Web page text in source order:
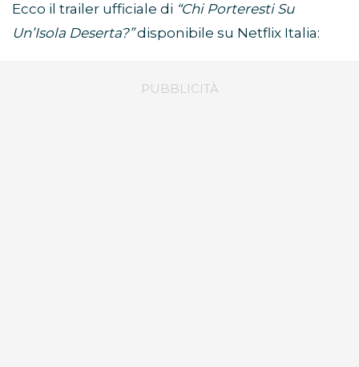
Ecco il trailer ufficiale di “Chi Porteresti Su
Un’Isola Deserta?”disponibile su Netflix Italia: